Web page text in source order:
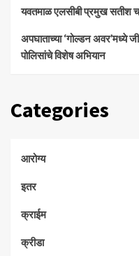
यवतमाळ एलसीबी प्रमुख सतीश
अपघाताच्या ‘गोल्डन अवर’मध्ये
पोलिसांचे विशेष अभियान
Categories
आरोग्य
इतर
क्राईम
क्रीडा